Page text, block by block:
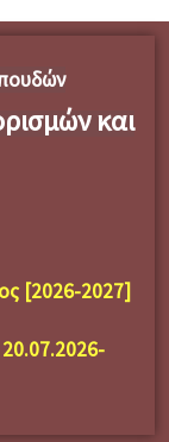
και
[2026-2027]